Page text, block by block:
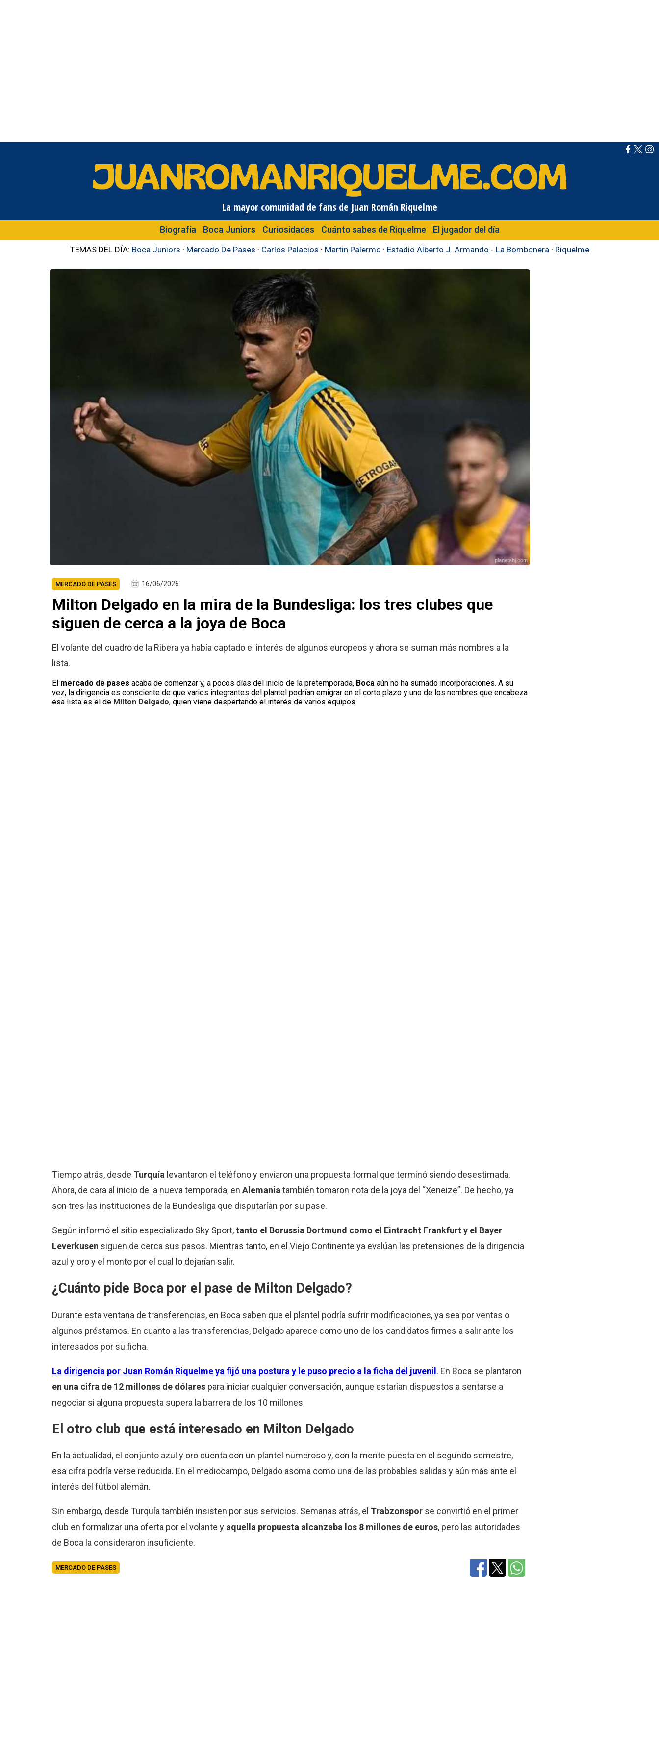
La mayor comunidad de fans de Juan Román Riquelme
Biografía Boca Juniors Curiosidades Cuánto sabes de Riquelme El jugador del día
TEMAS DEL DÍA: Boca Juniors · Mercado De Pases · Carlos Palacios · Martin Palermo · Estadio Alberto J. Armando - La Bombonera · Riquelme
planetabj.com
MERCADO DE PASES 16/06/2026
Milton Delgado en la mira de la Bundesliga: los tres clubes que
siguen de cerca a la joya de Boca
El volante del cuadro de la Ribera ya había captado el interés de algunos europeos y ahora se suman más nombres a la
lista.
Elmercado de pases acaba de comenzar y, a pocos días del inicio de la pretemporada, Boca aún no ha sumado incorporaciones. A su
vez, la dirigencia es consciente de que varios integrantes del plantel podrían emigrar en el corto plazo y uno de los nombres que encabeza
esa lista es el de Milton Delgado, quien viene despertando el interés de varios equipos.
Tiempo atrás, desde Turquía levantaron el teléfono y enviaron una propuesta formal que terminó siendo desestimada.
Ahora, de cara al inicio de la nueva temporada, en Alemania también tomaron nota de la joya del “Xeneize”. De hecho, ya
son tres las instituciones de la Bundesliga que disputarían por su pase.
Según informó el sitio especializado Sky Sport,tanto el Borussia Dortmund como el Eintracht Frankfurt y el Bayer
Leverkusen siguen de cerca sus pasos. Mientras tanto, en el Viejo Continente ya evalúan las pretensiones de la dirigencia
azul y oro y el monto por el cual lo dejarían salir.
¿Cuánto pide Boca por el pase de Milton Delgado?
Durante esta ventana de transferencias, en Boca saben que el plantel podría sufrir modificaciones, ya sea por ventas o
algunos préstamos. En cuanto a las transferencias, Delgado aparece como uno de los candidatos firmes a salir ante los
interesados por su ficha.
La dirigencia por Juan Román Riquelme ya fijó una postura y le puso precio a la ficha del juvenil. En Boca se plantaron
en una cifra de 12 millones de dólares para iniciar cualquier conversación, aunque estarían dispuestos a sentarse a
negociar si alguna propuesta supera la barrera de los 10 millones.
El otro club que está interesado en Milton Delgado
En la actualidad, el conjunto azul y oro cuenta con un plantel numeroso y, con la mente puesta en el segundo semestre,
esa cifra podría verse reducida. En el mediocampo, Delgado asoma como una de las probables salidas y aún más ante el
interés del fútbol alemán.
Sin embargo, desde Turquía también insisten por sus servicios. Semanas atrás, el Trabzonspor se convirtió en el primer
club en formalizar una oferta por el volante y aquella propuesta alcanzaba los 8 millones de euros, pero las autoridades
de Boca la consideraron insuficiente.
MERCADO DE PASES